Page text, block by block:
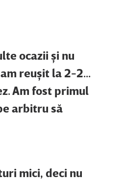
ocazii şi nu
reuşit la 2-2...
Am fost primul
arbitru să
mici, deci nu